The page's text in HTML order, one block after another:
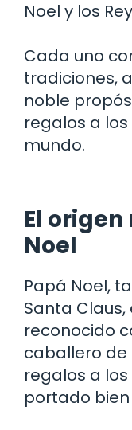
Noel y los
Cada uno
tradiciones,
noble
regalos a
mundo.
El
Noel
Papá Noel,
Santa
reconocido
caballero de
regalos a
portado